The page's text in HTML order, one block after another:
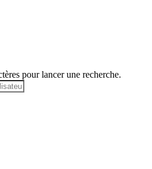
pour lancer une recherche.